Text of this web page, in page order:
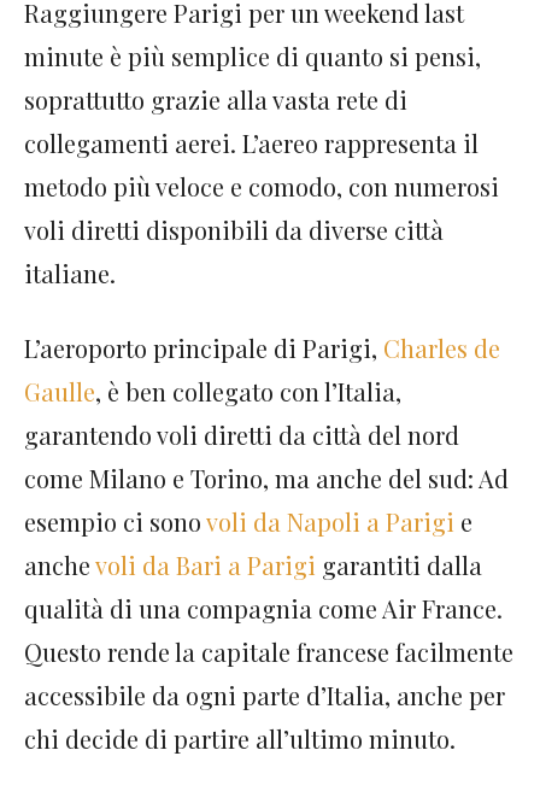
Raggiungere Parigi per un weekend last
minute è più semplice di quanto si pensi,
soprattutto grazie alla vasta rete di
collegamenti aerei. L’aereo rappresenta il
metodo più veloce e comodo, con numerosi
voli diretti disponibili da diverse città
italiane.
L’aeroporto principale di Parigi, Charles de
Gaulle, è ben collegato con l’Italia,
garantendo voli diretti da città del nord
come Milano e Torino, ma anche del sud: Ad
esempio ci sonovoli da Napoli a Parigi e
anchevoli da Bari a Parigi garantiti dalla
qualità di una compagnia come Air France.
Questo rende la capitale francese facilmente
accessibile da ogni parte d’Italia, anche per
chi decide di partire all’ultimo minuto.